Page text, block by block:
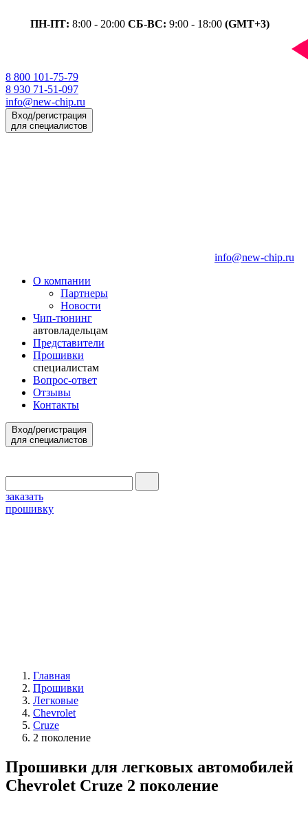
ПН-ПТ: 8:00 - 20:00 СБ-ВС: 9:00 - 18:00 (GMT+3)
8 800 101-75-79
8 930 71-51-097
info@new-chip.ru
Вход/регистрация
для специалистов
info@new-chip.ru
О компании
Партнеры
Новости
Чип-тюнинг
автовладельцам
Представители
Прошивки
специалистам
Вопрос-ответ
Отзывы
Контакты
Вход/регистрация
для специалистов
заказать
прошивку
Главная
Прошивки
Легковые
Chevrolet
Cruze
2 поколение
Прошивки для легковых автомобилей
Chevrolet Cruze 2 поколение